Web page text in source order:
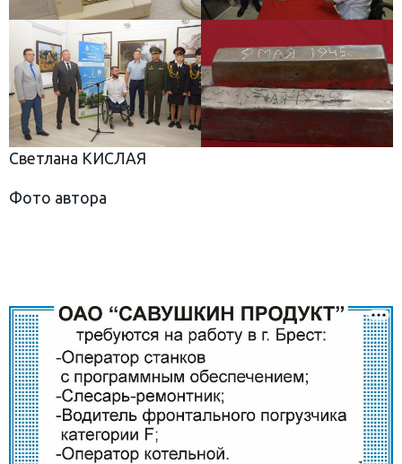
Светлана КИСЛАЯ
Фото автора